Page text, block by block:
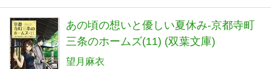
あの頃の想いと優しい夏休み-京都寺町
三条のホームズ(11) (双葉文庫)
望月麻衣